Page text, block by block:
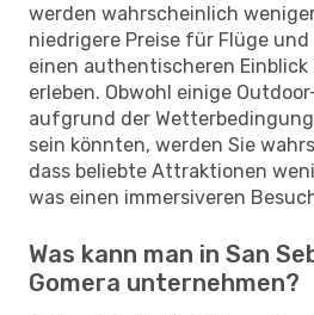
werden wahrscheinlich
niedrigere Preise für Flüge
einen authentischeren Einblick
erleben. Obwohl einige
aufgrund der
sein könnten, werden Sie
dass beliebte Attraktionen
was einen immersiveren
Was kann man in San
Gomera unternehmen?